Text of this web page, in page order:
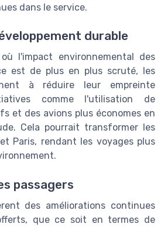
dans le service.
durable
l'impact environnemental des
est de plus en plus scruté, les
à réduire leur empreinte
comme l'utilisation de
et des avions plus économes en
Cela pourrait transformer les
Paris, rendant les voyages plus
passagers
des améliorations continues
que ce soit en termes de